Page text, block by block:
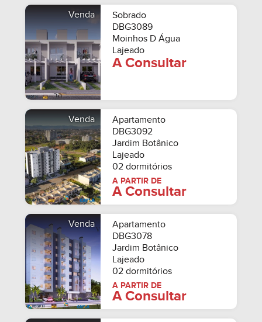
Venda
Sobrado
DBG3089
Moinhos D Água
Lajeado
A Consultar
Venda
Apartamento
DBG3092
Jardim Botânico
Lajeado
02 dormitórios
A PARTIR DE
A Consultar
Venda
Apartamento
DBG3078
Jardim Botânico
Lajeado
02 dormitórios
A PARTIR DE
A Consultar